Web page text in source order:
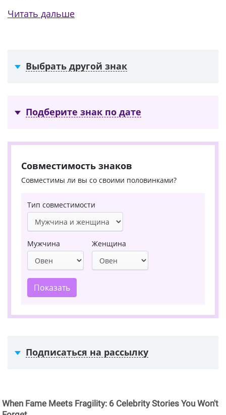
Читать дальше
Выбрать другой знак
Подберите знак по дате
Совместимость знаков
Совместимы ли вы со своими половинками?
Тип совместимости
Мужчина Женщина
Показать
Подписаться на рассылку
When Fame Meets Fragility: 6 Celebrity Stories You Won't